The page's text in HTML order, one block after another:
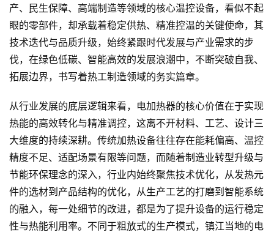
产、民生保障、高端制造等领域的核心温控设备，看似不起
眼的零部件，却承载着稳定供热、精准控温的关键使命，其
技术迭代与品质升级，始终紧跟时代发展与产业需求的步
伐，在绿色低碳、智能高效的发展浪潮中，不断突破自我、
拓展边界，书写着热工制造领域的务实篇章。
从行业发展的底层逻辑来看，电加热器的核心价值在于实现
热能的高效转化与精准调控，这离不开材料、工艺、设计三
大维度的持续深耕。传统加热设备往往存在能耗偏高、温控
精度不足、适配场景有限等问题，而随着制造业转型升级与
节能环保理念的深入，行业内始终聚焦技术优化，从发热元
件的选材到产品结构的优化，从生产工艺的打磨到智能系统
的融入，每一处细节的改进，都是为了提升设备的运行稳定
性与热能利用率。不同于粗放式的生产模式，镇江当地的电